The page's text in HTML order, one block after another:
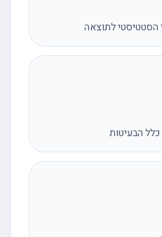
לתוצאה
הבעיטות